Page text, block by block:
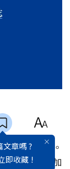
文章嗎 ?
即收藏 !
成脆弱五國。
中國和後來加